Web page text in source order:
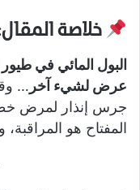
خلاصة
البول المائي في
عرض لشيء آخر …
جرس إنذار لمرض
المفتاح هو